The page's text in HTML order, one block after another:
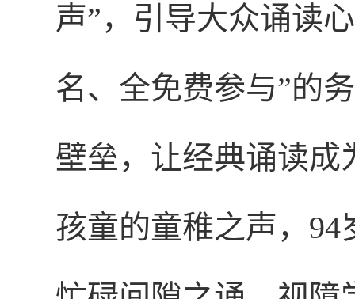
声”，引导大众诵读
名、全免费参与”的
壁垒，让经典诵读成
孩童的童稚之声，